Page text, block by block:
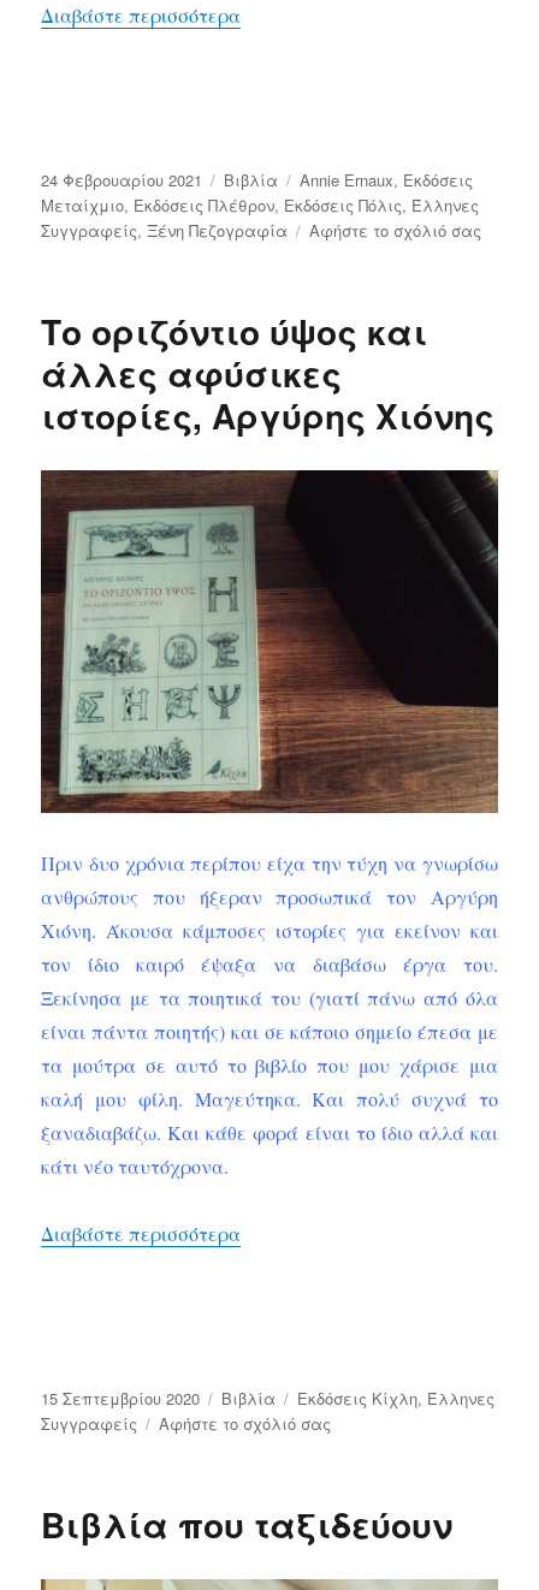
Διαβάστε περισσότερα“Τρεις γυναίκες”
Δημοσιεύτηκε
την
24 Φεβρουαρίου 2021 Κατηγορίες
Bιβλία Ετικέτες
Annie Ernaux, Εκδόσεις
Μεταίχμιο, Εκδόσεις Πλέθρον, Εκδόσεις Πόλις, Έλληνες
Συγγραφείς,Ξένη Πεζογραφία Αφήστε το σχόλιό σας
Το οριζόντιο ύψος και
άλλες αφύσικες
ιστορίες, Αργύρης Χιόνης
Πριν δυο χρόνια περίπου είχα την τύχη να γνωρίσω
ανθρώπους που ήξεραν προσωπικά τον Αργύρη
Χιόνη. Άκουσα κάμποσες ιστορίες για εκείνον και
τον ίδιο καιρό έψαξα να διαβάσω έργα του.
Ξεκίνησα με τα ποιητικά του (γιατί πάνω από όλα
είναι πάντα ποιητής) και σε κάποιο σημείο έπεσα με
τα μούτρα σε αυτό το βιβλίο που μου χάρισε μια
καλή μου φίλη. Μαγεύτηκα. Και πολύ συχνά το
ξαναδιαβάζω. Και κάθε φορά είναι το ίδιο αλλά και
κάτι νέο ταυτόχρονα.
Διαβάστε περισσότερα
Δημοσιεύτηκε
την
15 Σεπτεμβρίου 2020 Κατηγορίες
Bιβλία Ετικέτες
Εκδόσεις Κίχλη, Έλληνες
Συγγραφείς
Αφήστε το σχόλιό σας
και
Βιβλία που ταξιδεύουν